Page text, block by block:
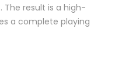
result is a high-
a complete playing